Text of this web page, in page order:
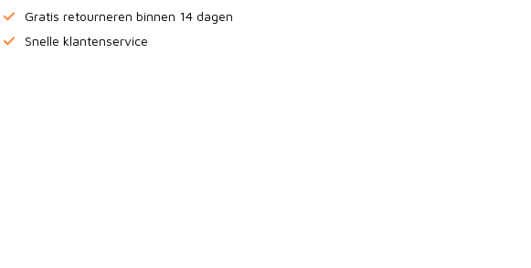
Gratis retourneren binnen 14 dagen
Snelle klantenservice